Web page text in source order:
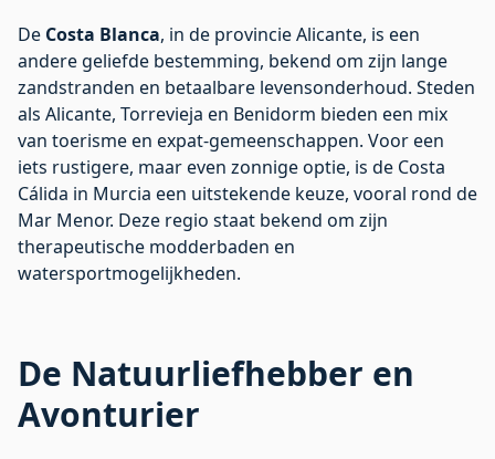
De Costa Blanca, in de provincie Alicante, is een
andere geliefde bestemming, bekend om zijn lange
zandstranden en betaalbare levensonderhoud. Steden
als Alicante, Torrevieja en Benidorm bieden een mix
van toerisme en expat-gemeenschappen. Voor een
iets rustigere, maar even zonnige optie, is de Costa
Cálida in Murcia een uitstekende keuze, vooral rond de
Mar Menor. Deze regio staat bekend om zijn
therapeutische modderbaden en
watersportmogelijkheden.
De Natuurliefhebber en
Avonturier